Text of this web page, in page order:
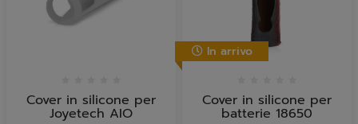
Cover in silicone per
Joyetech AIO
In arrivo
Cover in silicone per
batterie 18650